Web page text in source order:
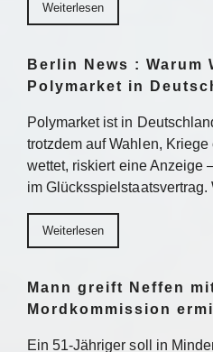
Weiterlesen
Berlin News : Warum
Polymarket in
Polymarket ist in
trotzdem auf Wahlen,
wettet, riskiert eine Anzeige
im Glücksspielstaatsvertrag.
Weiterlesen
Mann greift Neffen
Mordkommission
Ein 51-Jähriger soll in